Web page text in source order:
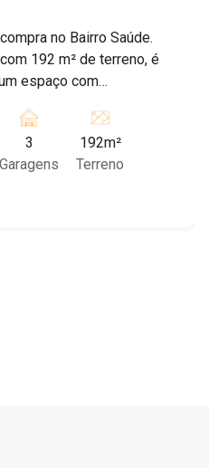
no Bairro Saúde.
192 m² de terreno, é
espaço com
escolas e
apresenta
personalização
3
Garagens
192m²
Terreno